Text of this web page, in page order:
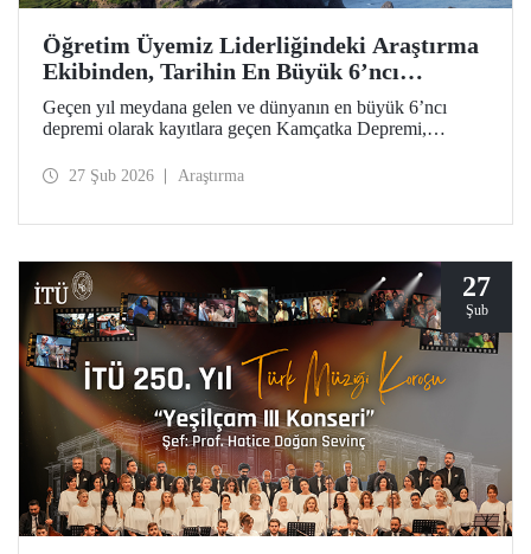
Öğretim Üyemiz Liderliğindeki Araştırma
Ekibinden, Tarihin En Büyük 6’ncı
Depremi İçin Öncül Çalışma
Geçen yıl meydana gelen ve dünyanın en büyük 6’ncı
depremi olarak kayıtlara geçen Kamçatka Depremi,
iş birliğiyle ilk kez ayrıntılı biçimde ele alındı. Science
27 Şub 2026 Araştırma
27
Şub